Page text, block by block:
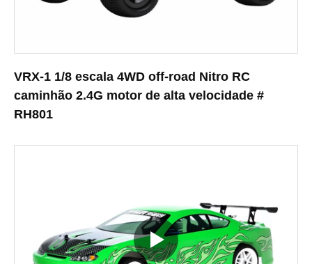
VRX-1 1/8 escala 4WD off-road Nitro RC
caminhão 2.4G motor de alta velocidade #
RH801